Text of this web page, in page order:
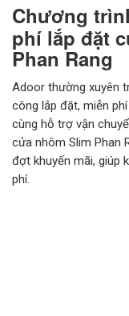
Chương
phí lắp đặt
Phan Rang
Adoor thường xuyên
công lắp đặt, miễn
cùng hỗ trợ vận
cửa nhôm Slim Phan
đợt khuyến mãi, giúp
phí.